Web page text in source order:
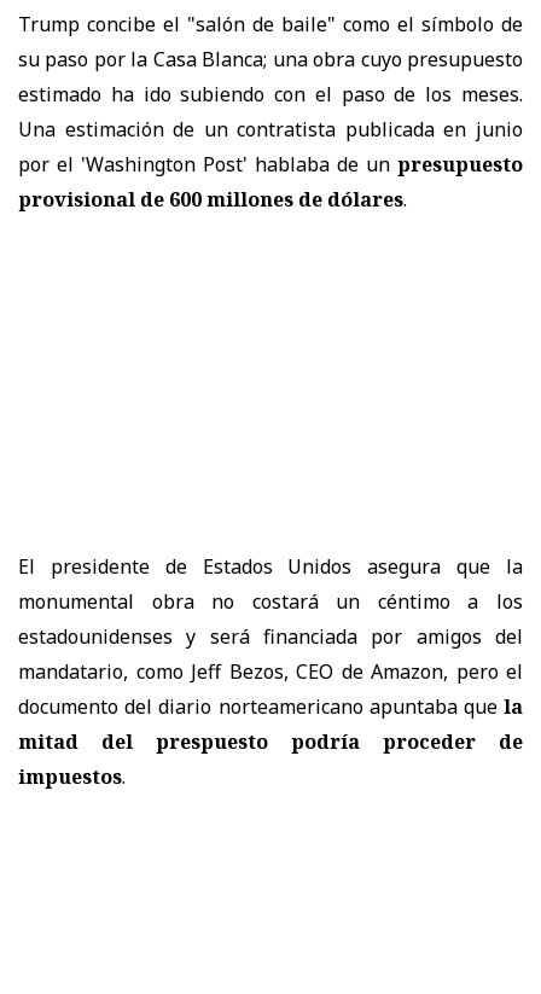
Trump concibe el "salón de baile" como el símbolo de
su paso por la Casa Blanca; una obra cuyo presupuesto
estimado ha ido subiendo con el paso de los meses.
Una estimación de un contratista publicada en junio
por el 'Washington Post' hablaba de un presupuesto
provisional de 600 millones de dólares.
El presidente de Estados Unidos asegura que la
monumental obra no costará un céntimo a los
estadounidenses y será financiada por amigos del
mandatario, como Jeff Bezos, CEO de Amazon, pero el
documento del diario norteamericano apuntaba que la
mitad del prespuesto podría proceder de
impuestos.